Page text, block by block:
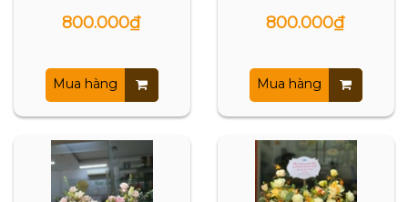
800.000₫
Mua hàng
800.000₫
Mua hàng